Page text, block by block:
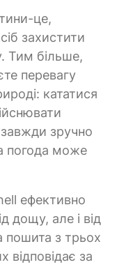
це,
захистити
Тим більше,
перевагу
кататися
зручно
погода може
ефективно
дощу, але і від
пошита з трьох
відповідає за